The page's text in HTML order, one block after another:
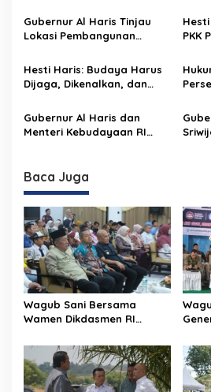
o
Pintar, Dorong
Transformasi Digital
Pendidikan di Jambi
Gubernur Al Haris Tinjau
Lokasi Pembangunan
Pembangunan BTN Bungo
Green City
PKK
dari
Hesti Haris: Budaya Harus
Dijaga, Dikenalkan, dan
Gubernur Al Haris dan
Menteri Kebudayaan RI
Indonesia”, Perkuat
Pelestarian Budaya dan
Baca Juga
Wagub Sani Bersama
Wamen Dikdasmen RI
Pintar, Dorong
Transformasi Digital
Pendidikan di Jambi